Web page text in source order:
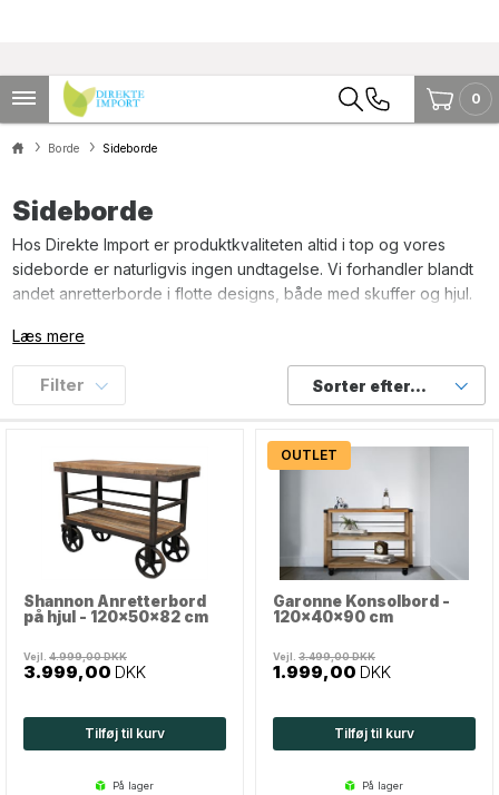
0
Borde Sideborde
Sideborde
Hos Direkte Import er produktkvaliteten altid i top og vores
sideborde er naturligvis ingen undtagelse. Vi forhandler blandt
andet anretterborde i flotte designs, både med skuffer og hjul.
småtterier eller måske et stilfuldt sofabord, fører vi også flere
smarte varianter på denne side. Vi kan tilbyde sideborde i
blandt andet elmetræ og cedertræ og er du til genbrugstræ,
om du er til rustik stil eller et mere moderne look, kan vi
anbefale et kig på vores sortiment nedenfor.
Læs mere
Filter Sorter efter...
Shannon Anretterbord
på hjul - 120x50x82 cm
3.999,00 DKK
Vejl. 4.999,00DKK
Tilføj til kurv
på lager
OUTLET
Garonne Konsolbord -
120x40x90 cm
1.999,00 DKK
Vejl. 3.499,00DKK
Tilføj til kurv
på lager